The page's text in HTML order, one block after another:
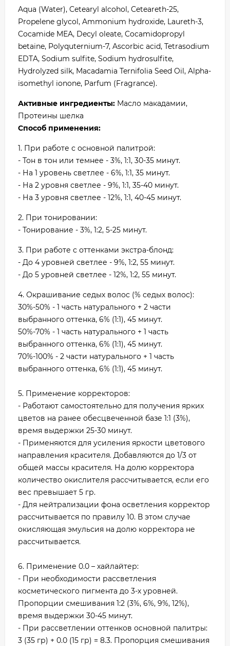
Aqua (Water), Cetearyl alcohol, Ceteareth-25,
Propelene glycol, Ammonium hydroxide, Laureth-3,
Cocamide MEA, Decyl oleate, Cocamidopropyl
betaine, Polyquternium-7, Ascorbic acid, Tetrasodium
EDTA, Sodium sulfite, Sodium hydrosulfite,
Hydrolyzed silk, Macadamia Ternifolia Seed Oil, Alpha-
isomethyl ionone, Parfum (Fragrance).
Активные ингредиенты: Масло макадамии,
Протеины шелка
Способ применения:
1. При работе с основной палитрой:
- Тон в тон или темнее - 3%, 1:1, 30-35 минут.
- На 1 уровень светлее - 6%, 1:1, 35 минут.
- На 2 уровня светлее - 9%, 1:1, 35-40 минут.
- На 3 уровня светлее - 12%, 1:1, 40-45 минут.
2. При тонировании:
- Тонирование - 3%, 1:2, 5-25 минут.
3. При работе с оттенками экстра-блонд:
- До 4 уровней светлее - 9%, 1:2, 55 минут.
- До 5 уровней светлее - 12%, 1:2, 55 минут.
4. Окрашивание седых волос (% седых волос):
30%-50% - 1 часть натурального + 2 части
выбранного оттенка, 6% (1:1), 45 минут.
50%-70% - 1 часть натурального + 1 часть
выбранного оттенка, 6% (1:1), 45 минут.
70%-100% - 2 части натурального + 1 часть
выбранного оттенка, 6% (1:1), 45 минут.
5. Применение корректоров:
- Работают самостоятельно для получения ярких
цветов на ранее обесцвеченной базе 1:1 (3%),
время выдержки 25-30 минут.
- Применяются для усиления яркости цветового
направления красителя. Добавляются до 1/3 от
общей массы красителя. На долю корректора
количество окислителя рассчитывается, если его
вес превышает 5 гр.
- Для нейтрализации фона осветления корректор
рассчитывается по правилу 10. В этом случае
окисляющая эмульсия на долю корректора не
рассчитывается.
6. Применение 0.0 – хайлайтер:
- При необходимости рассветления
косметического пигмента до 3-х уровней.
Пропорции смешивания 1:2 (3%, 6%, 9%, 12%),
время выдержки 30-45 минут.
- При рассветлении оттенков основной палитры:
3 (35 гр) + 0.0 (15 гр) = 8.3. Пропорция смешивания